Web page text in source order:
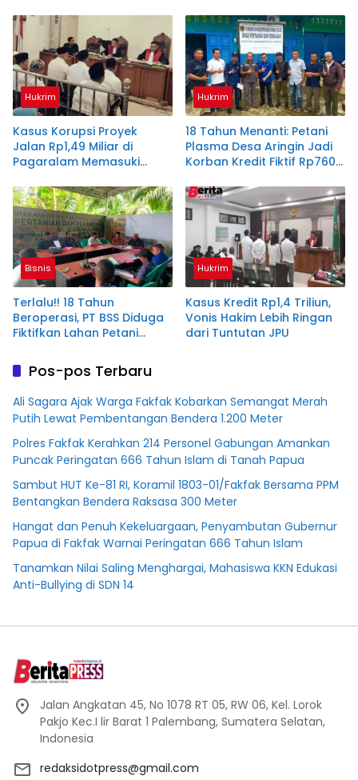
Hukrim
Kasus Korupsi Proyek
Jalan Rp1,49 Miliar di
Pagaralam Memasuki
Terdakwa Dituntut 2,5
Tahun Penjara
Hukrim
18 Tahun Menanti: Petani
Plasma Desa Aringin Jadi
Korban Kredit Fiktif Rp760
Bisnis
Terlalu!! 18 Tahun
Beroperasi, PT BSS Diduga
Fiktifkan Lahan Petani
Hukrim
Kasus Kredit Rp1,4 Triliun,
Vonis Hakim Lebih Ringan
dari Tuntutan JPU
Pos-pos Terbaru
Ali Sagara Ajak Warga Fakfak Kobarkan Semangat Merah
Putih Lewat Pembentangan Bendera 1.200 Meter
Polres Fakfak Kerahkan 214 Personel Gabungan Amankan
Puncak Peringatan 666 Tahun Islam di Tanah Papua
Sambut HUT Ke-81 RI, Koramil 1803-01/Fakfak Bersama PPM
Bentangkan Bendera Raksasa 300 Meter
Hangat dan Penuh Kekeluargaan, Penyambutan Gubernur
Papua di Fakfak Warnai Peringatan 666 Tahun Islam
Tanamkan Nilai Saling Menghargai, Mahasiswa KKN Edukasi
Anti-Bullying di SDN 14
Jalan Angkatan 45, No 1078 RT 05, RW 06, Kel. Lorok
Pakjo Kec.I lir Barat 1 Palembang, Sumatera Selatan,
Indonesia
redaksidotpress@gmail.com